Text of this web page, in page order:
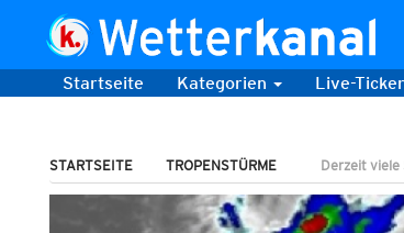
Startseite Kategorien Live-Ticker
STARTSEITE TROPENSTÜRME Derzeit viele